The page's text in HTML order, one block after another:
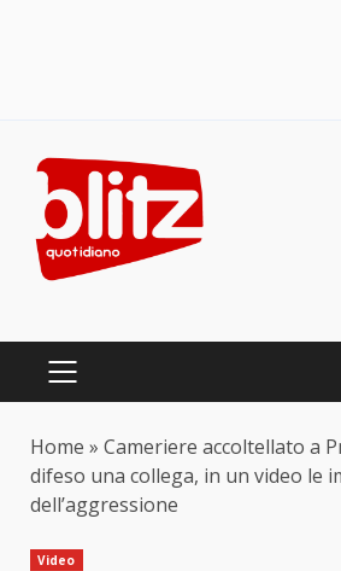
content
PRIMARY
Home » Cameriere accoltellato a
difeso una collega, in un video le
dell’aggressione
Video